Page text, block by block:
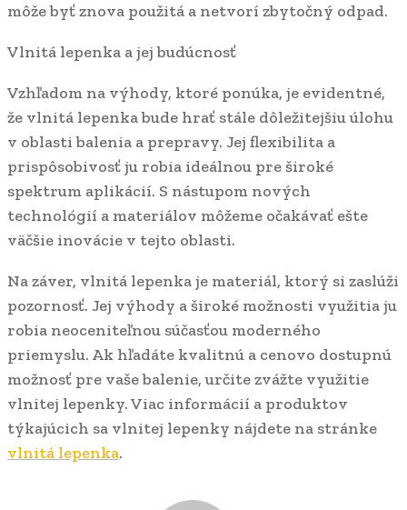
môže byť znova použitá a netvorí zbytočný odpad.
Vlnitá lepenka a jej budúcnosť
Vzhľadom na výhody, ktoré ponúka, je evidentné,
že vlnitá lepenka bude hrať stále dôležitejšiu úlohu
v oblasti balenia a prepravy. Jej flexibilita a
prispôsobivosť ju robia ideálnou pre široké
spektrum aplikácií. S nástupom nových
technológií a materiálov môžeme očakávať ešte
väčšie inovácie v tejto oblasti.
Na záver, vlnitá lepenka je materiál, ktorý si zaslúži
pozornosť. Jej výhody a široké možnosti využitia ju
robia neoceniteľnou súčasťou moderného
priemyslu. Ak hľadáte kvalitnú a cenovo dostupnú
možnosť pre vaše balenie, určite zvážte využitie
vlnitej lepenky. Viac informácií a produktov
týkajúcich sa vlnitej lepenky nájdete na stránke
vlnitá lepenka.